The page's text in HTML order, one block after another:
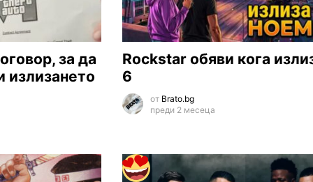
за да
излизането
Rockstar обяви кога
6
от Brato.bg
преди 2 месеца